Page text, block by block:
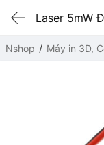
Laser 5mW
Nshop Máy in 3D,